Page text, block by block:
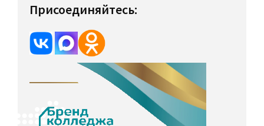
Присоединяйтесь: